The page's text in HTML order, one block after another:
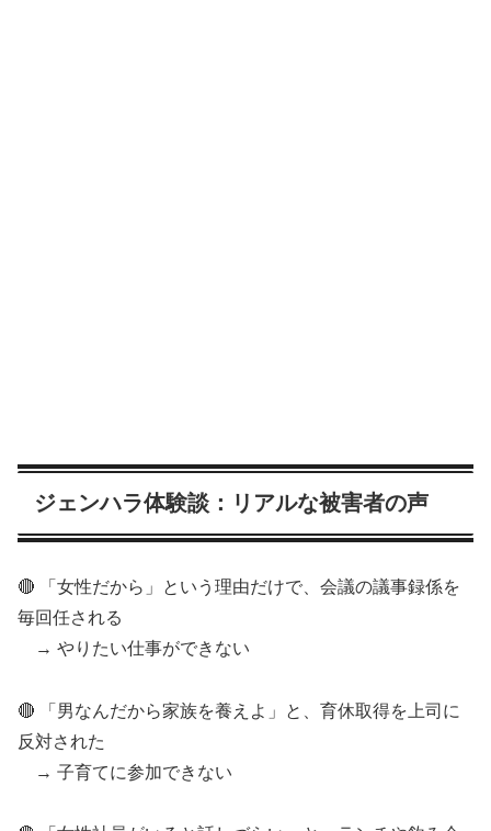
ジェンハラ体験談：リアルな被害者の声
🔴 「女性だから」という理由だけで、会議の議事録係を
毎回任される
→ やりたい仕事ができない
🔴 「男なんだから家族を養えよ」と、育休取得を上司に
反対された
→ 子育てに参加できない